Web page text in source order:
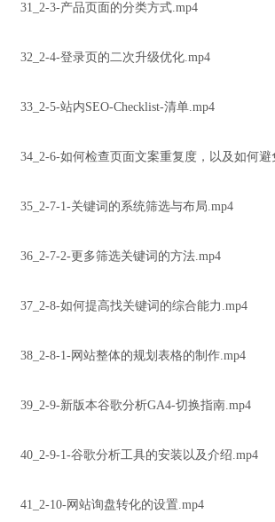
31_2-3-产品页面的分类方式.mp4
32_2-4-登录页的二次升级优化.mp4
33_2-5-站内SEO-Checklist-清单.mp4
34_2-6-如何检查页面文案重复度，以及如何避
35_2-7-1-关键词的系统筛选与布局.mp4
36_2-7-2-更多筛选关键词的方法.mp4
37_2-8-如何提高找关键词的综合能力.mp4
38_2-8-1-网站整体的规划表格的制作.mp4
39_2-9-新版本谷歌分析GA4-切换指南.mp4
40_2-9-1-谷歌分析工具的安装以及介绍.mp4
41_2-10-网站询盘转化的设置.mp4